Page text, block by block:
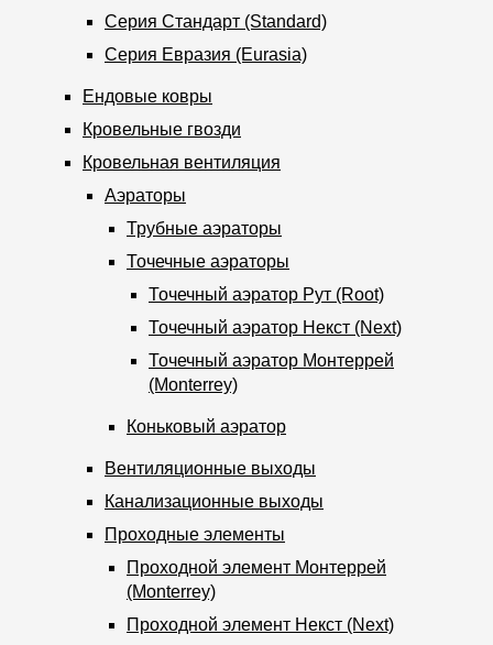
Серия Стандарт (Standard)
Серия Евразия (Eurasia)
Ендовые ковры
Кровельные гвозди
Кровельная вентиляция
Аэраторы
Трубные аэраторы
Точечные аэраторы
Точечный аэратор Рут (Root)
Точечный аэратор Некст (Next)
Точечный аэратор Монтеррей
(Monterrey)
Коньковый аэратор
Вентиляционные выходы
Канализационные выходы
Проходные элементы
Проходной элемент Монтеррей
(Monterrey)
Проходной элемент Некст (Next)